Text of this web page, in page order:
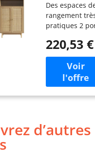
cannage
2 Portes
Des espaces
rangement
pratiques 2
cannage Des
poignées en
220,53 €
d’autres